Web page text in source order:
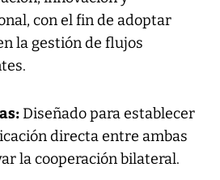
con el fin de adoptar
la gestión de flujos
Diseñado para establecer
directa entre ambas
la cooperación bilateral.